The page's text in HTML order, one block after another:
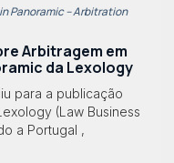
Panoramic – Arbitration
Arbitragem em
da Lexology
para a publicação
(Law Business
a Portugal ,